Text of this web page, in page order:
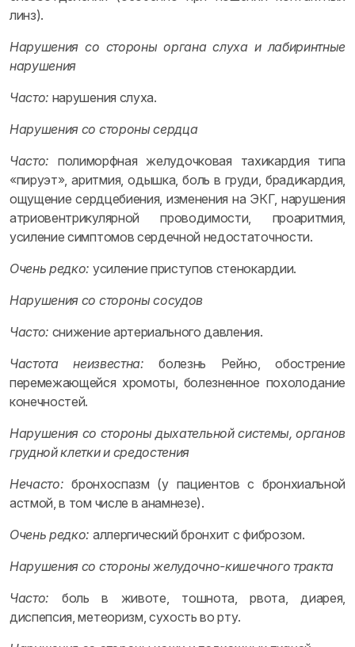
линз).
Нарушения со стороны органа слуха и лабиринтные
нарушения
Часто: нарушения слуха.
Нарушения со стороны сердца
Часто: полиморфная желудочковая тахикардия типа
«пируэт», аритмия, одышка, боль в груди, брадикардия,
ощущение сердцебиения, изменения на ЭКГ, нарушения
атриовентрикулярной проводимости, проаритмия,
усиление симптомов сердечной недостаточности.
Очень редко: усиление приступов стенокардии.
Нарушения со стороны сосудов
Часто: снижение артериального давления.
Частота неизвестна: болезнь Рейно, обострение
перемежающейся хромоты, болезненное похолодание
конечностей.
Нарушения со стороны дыхательной системы, органов
грудной клетки и средостения
Нечасто: бронхоспазм (у пациентов с бронхиальной
астмой, в том числе в анамнезе).
Очень редко: аллергический бронхит с фиброзом.
Нарушения со стороны желудочно-кишечного тракта
Часто: боль в животе, тошнота, рвота, диарея,
диспепсия, метеоризм, сухость во рту.